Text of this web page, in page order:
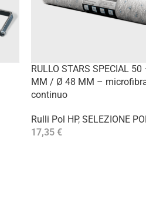
RULLO STARS SPECIAL 50
MM / Ø 48 MM –
continuo
Rulli Pol HP, SELEZIONE
17,35 €